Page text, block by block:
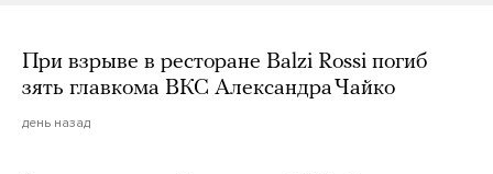
При взрыве в ресторане Balzi Rossi погиб
зять главкома ВКС Александра Чайко
день назад